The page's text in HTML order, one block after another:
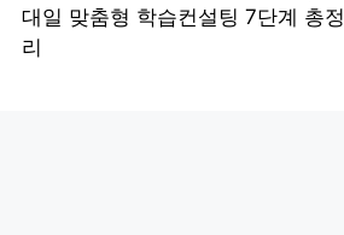
대일 맞춤형 학습컨설팅 7단계 총정
리